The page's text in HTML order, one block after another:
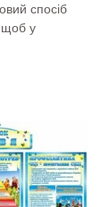
спосіб
щоб у
ми
власне
для
й